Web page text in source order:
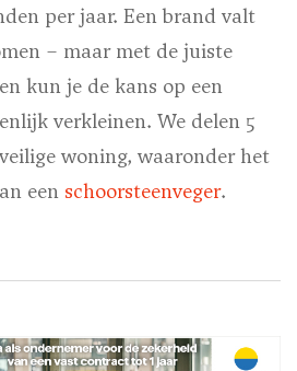
per jaar. Een brand valt
– maar met de juiste
kun je de kans op een
verkleinen. We delen 5
woning, waaronder het
een schoorsteenveger.